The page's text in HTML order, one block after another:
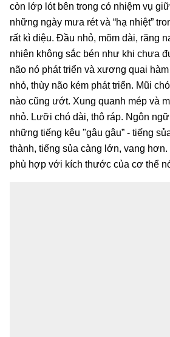
còn lớp lót bên trong có nhiệm vụ
những ngày mưa rét và “hạ nhiệt”
rất kì diệu. Đầu nhỏ, mõm dài, răng
nhiên không sắc bén như khi chưa
não nó phát triển và xương quai
nhỏ, thùy não kém phát triển. Mũi
nào cũng ướt. Xung quanh mép và
nhỏ. Lưỡi chó dài, thô ráp. Ngôn
những tiếng kêu "gâu gâu” - tiếng
thành, tiếng sủa càng lớn, vang
phù hợp với kích thước của cơ thể